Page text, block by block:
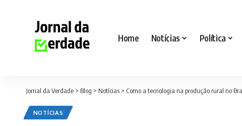
Home Notícias Política
Jornal da Verdade > Blog > Notícias > Como a tecnologia na produção rural no
NOTÍCIAS